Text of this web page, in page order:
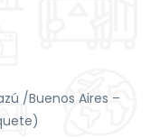
/Buenos Aires –